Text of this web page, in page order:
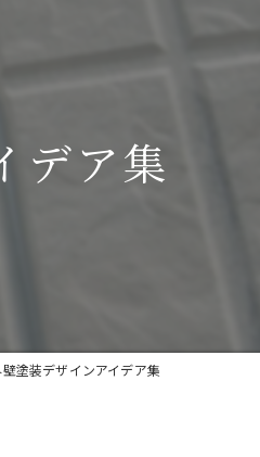
デア集
塗装デザインアイデア集